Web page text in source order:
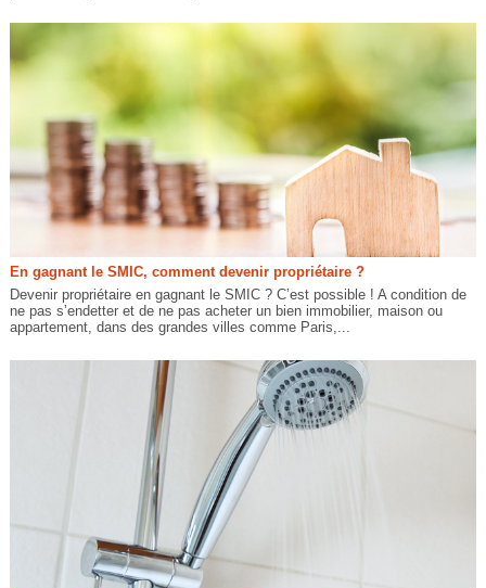
En gagnant le SMIC, comment devenir propriétaire ?
Devenir propriétaire en gagnant le SMIC ? C’est possible ! A condition de
ne pas s’endetter et de ne pas acheter un bien immobilier, maison ou
appartement, dans des grandes villes comme Paris,...